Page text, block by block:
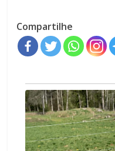
Compartilhe